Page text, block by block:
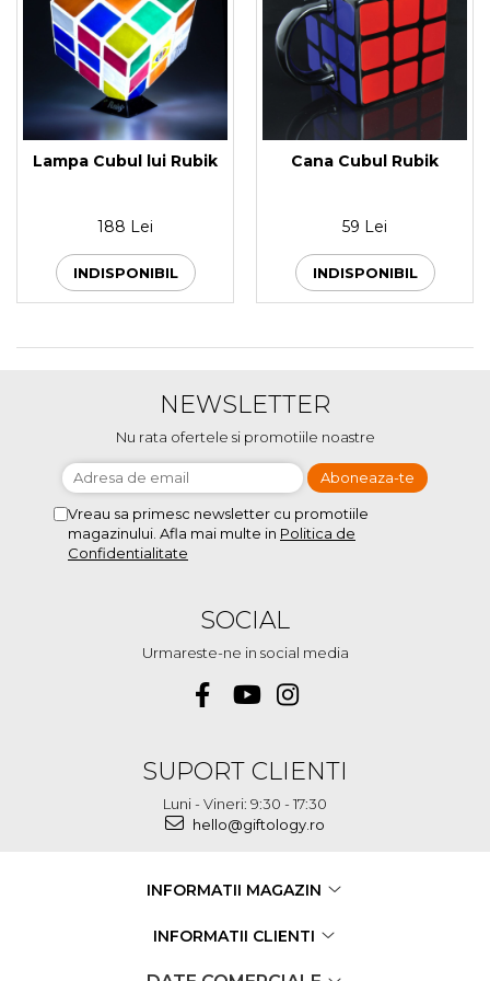
Lampa Cubul lui Rubik
188 Lei
INDISPONIBIL
Cana Cubul Rubik
59 Lei
INDISPONIBIL
NEWSLETTER
Nu rata ofertele si promotiile noastre
Vreau sa primesc newsletter cu promotiile
magazinului. Afla mai multe in Politica de
Confidentialitate
SOCIAL
Urmareste-ne in social media
SUPORT CLIENTI
Luni - Vineri: 9:30 - 17:30
hello@giftology.ro
INFORMATII MAGAZIN
INFORMATII CLIENTI